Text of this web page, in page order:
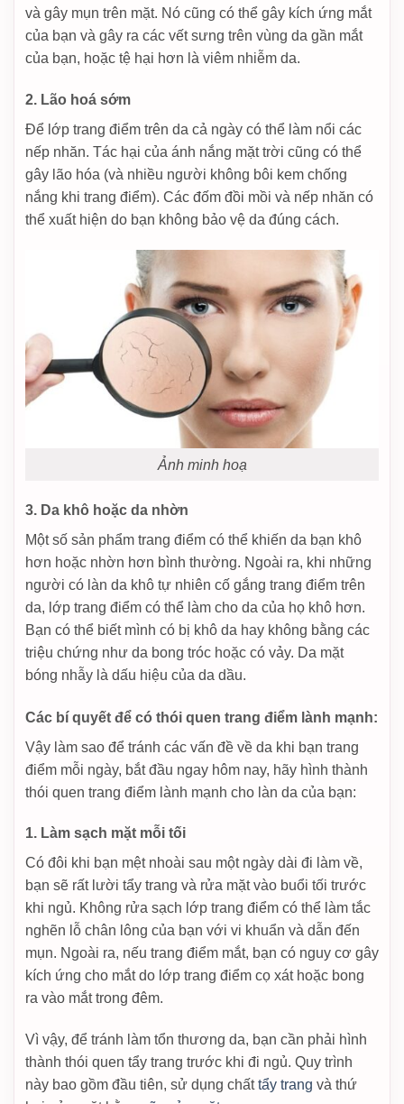
và gây mụn trên mặt. Nó cũng có thể gây kích ứng mắt
của bạn và gây ra các vết sưng trên vùng da gần mắt
của bạn, hoặc tệ hại hơn là viêm nhiễm da.
2. Lão hoá sớm
Để lớp trang điểm trên da cả ngày có thể làm nổi các
nếp nhăn. Tác hại của ánh nắng mặt trời cũng có thể
gây lão hóa (và nhiều người không bôi kem chống
nắng khi trang điểm). Các đốm đồi mồi và nếp nhăn có
thể xuất hiện do bạn không bảo vệ da đúng cách.
Ảnh minh hoạ
3. Da khô hoặc da nhờn
Một số sản phẩm trang điểm có thể khiến da bạn khô
hơn hoặc nhờn hơn bình thường. Ngoài ra, khi những
người có làn da khô tự nhiên cố gắng trang điểm trên
da, lớp trang điểm có thể làm cho da của họ khô hơn.
Bạn có thể biết mình có bị khô da hay không bằng các
triệu chứng như da bong tróc hoặc có vảy. Da mặt
bóng nhẫy là dấu hiệu của da dầu.
Các bí quyết để có thói quen trang điểm lành mạnh:
Vậy làm sao để tránh các vấn đề về da khi bạn trang
điểm mỗi ngày, bắt đầu ngay hôm nay, hãy hình thành
thói quen trang điểm lành mạnh cho làn da của bạn:
1. Làm sạch mặt mỗi tối
Có đôi khi bạn mệt nhoài sau một ngày dài đi làm về,
bạn sẽ rất lười tẩy trang và rửa mặt vào buổi tối trước
khi ngủ. Không rửa sạch lớp trang điểm có thể làm tắc
nghẽn lỗ chân lông của bạn với vi khuẩn và dẫn đến
mụn. Ngoài ra, nếu trang điểm mắt, bạn có nguy cơ gây
kích ứng cho mắt do lớp trang điểm cọ xát hoặc bong
ra vào mắt trong đêm.
Vì vậy, để tránh làm tổn thương da, bạn cần phải hình
thành thói quen tẩy trang trước khi đi ngủ. Quy trình
này bao gồm đầu tiên, sử dụng chấttẩy trang và thứ